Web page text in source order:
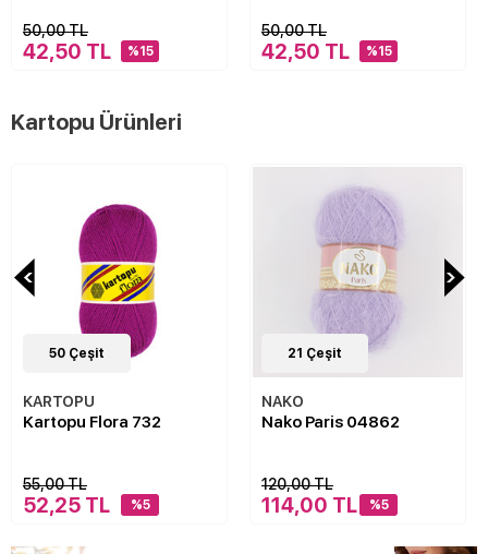
50,00 TL
42,50 TL %15
50,00 TL
42,50 TL %15
Kartopu Ürünleri
50 Çeşit
KARTOPU
Kartopu Flora 732
55,00 TL
52,25 TL %5
21 Çeşit
NAKO
Nako Paris 04862
120,00 TL
114,00 TL %5